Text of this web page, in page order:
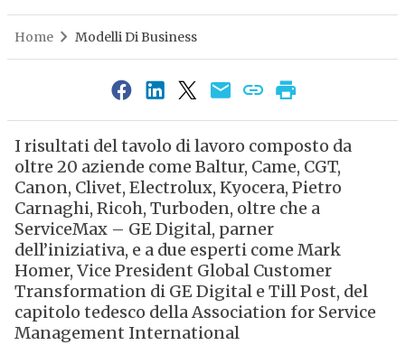
Home Modelli Di Business
I risultati del tavolo di lavoro composto da
oltre 20 aziende come Baltur, Came, CGT,
Canon, Clivet, Electrolux, Kyocera, Pietro
Carnaghi, Ricoh, Turboden, oltre che a
ServiceMax – GE Digital, parner
dell’iniziativa, e a due esperti come Mark
Homer, Vice President Global Customer
Transformation di GE Digital e Till Post, del
capitolo tedesco della Association for Service
Management International